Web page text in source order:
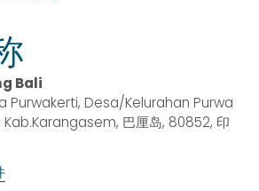
Bali
Purwakerti, Desa/Kelurahan Purwa
巴厘岛, 80852, 印